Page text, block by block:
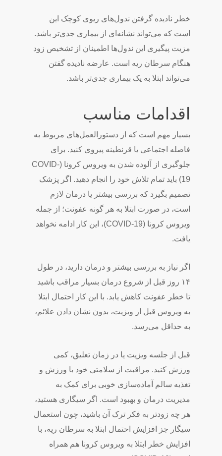
خطر نادیده گرفتن ندول‌های ریوی کوچک این
است که می‌تواند نشانه‌ای از بیماری جدی‌تر باشد.
مزیت پیگیری این ندول‌ها اطمینان از تشخیص زود
هنگام سرطان ریه است. عارضه نادیده گفتن
می‌تواند ابتلا به یک بیماری جدی‌تر باشد.
اقدامات مناسب
بسیار مهم است که از دستورالعمل‌های مربوط به
فاصله اجتماعی یا قرنطینه پیروی کنید. برای
جلوگیری از آلوده شدن به ویروس کرونا (COVID-
19) باید تمام تلاش خود را انجام دهید. اگر پزشک
تصمیم بگیرد که بررسی بیشتر یا درمان لازم
است، در صورت ابتلا به هر گونه عفونت؛ از جمله
ویروس کرونا (COVID-19)، این کار ادامه نخواهد
یافت.
اگر نیاز به بررسی بیشتر و درمان دارید، در طول
۱۴ روز قبل از شروع درمان بسیار مراقب باشید
تا خطر عفونت کاهش یابد. با این کار احتمال ابتلا
به ویروس قبل از ویزیت، بدون نشان دادن علائم،
به حداقل می‌رسد.
قبل از جلسه ویزیت یا در زمان تعلیق، کمی
ورزش کنید. مراقبت از سلامتی خود با ورزش و
تغذیه سالم آماده‌سازی خوبی برای کمک به
مدیریت درمان و بهبود است. اگر سیگاری هستید،
هر چه زودتر به فکر ترک آن باشید، چون استعمال
سیگار جز افزایش احتمال ابتلا به سرطان ریه، با
افزایش خطر ابتلا به ویروس کرونا هم همراه